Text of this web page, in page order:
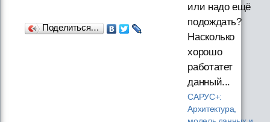
Поделиться…
или надо ещё
подождать?
Насколько
хорошо
работатет
данный...
САРУС+:
Архитектура,